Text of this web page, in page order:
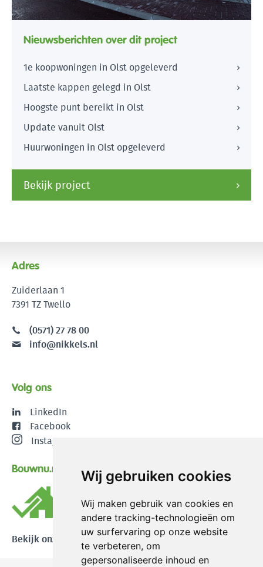
Wij gebruiken cookies
Wij maken gebruik van cookies en
andere tracking-technologieën om
uw surfervaring op onze website
te verbeteren, om
gepersonaliseerde inhoud en
Nieuwsberichten over dit project
1e koopwoningen in Olst opgeleverd
Laatste kappen gelegd in Olst
Hoogste punt bereikt in Olst
Update vanuit Olst
Huurwoningen in Olst opgeleverd
Bekijk project
Adres
Zuiderlaan 1
7391 TZ Twello
(0571) 27 78 00
info@nikkels.nl
Volg ons
LinkedIn
Facebook
Instagram
Bouwnu.nl
Bekijk onze reviews